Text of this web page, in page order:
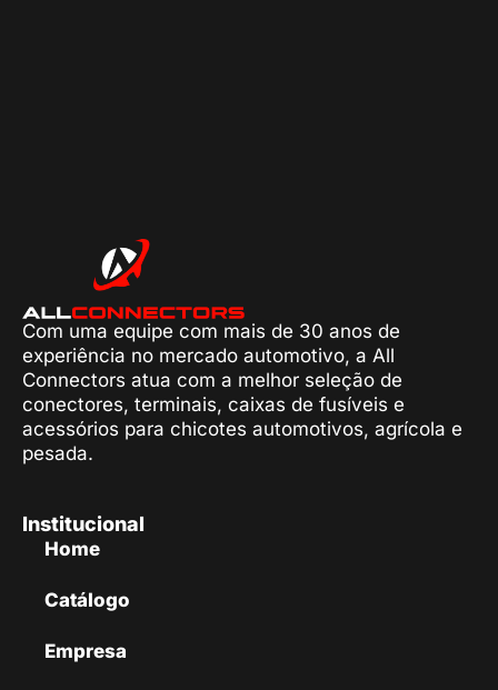
Com uma equipe com mais de 30 anos de
experiência no mercado automotivo, a All
Connectors atua com a melhor seleção de
conectores, terminais, caixas de fusíveis e
acessórios para chicotes automotivos, agrícola e
pesada.
Institucional
Home
Catálogo
Empresa